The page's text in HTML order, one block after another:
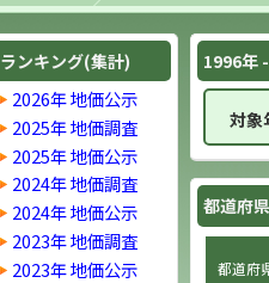
1996年
対象
都道府
都道府
ランキング(集計)
2026年 地価公示
2025年 地価調査
2025年 地価公示
2024年 地価調査
2024年 地価公示
2023年 地価調査
2023年 地価公示